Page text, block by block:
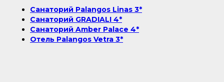
Санаторий Palangos Linas 3*
Санаторий GRADIALI 4*
Санаторий Amber Palace 4*
Отель Palangos Vetra 3*